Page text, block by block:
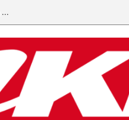
numeroa!